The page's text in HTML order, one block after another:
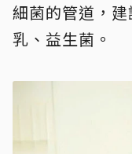
細菌的管道，
乳、益生菌。